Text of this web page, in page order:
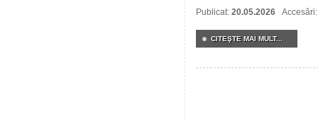
Publicat: 20.05.2026
CITEŞTE MAI MULT...